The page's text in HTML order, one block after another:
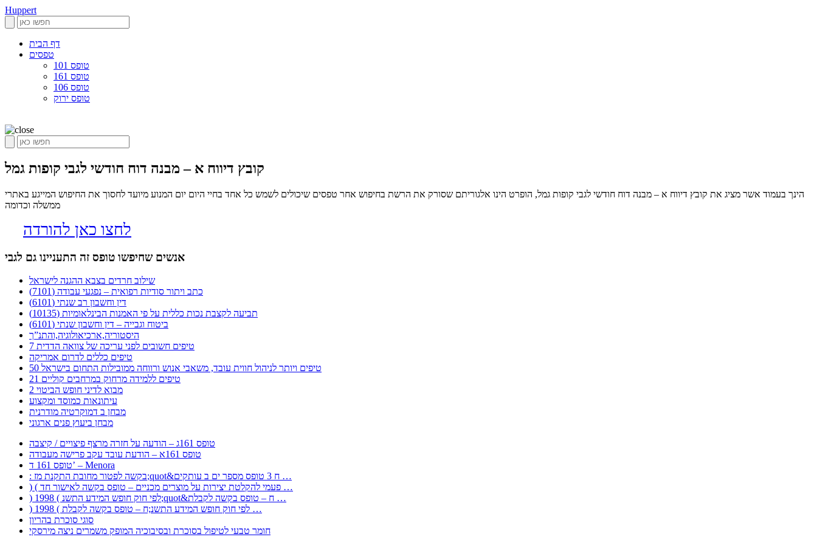
Huppert
דף הבית
טפסים
טופס 101
טופס 161
טופס 106
טופס ירוק
קובץ דיווח א – מבנה דוח חודשי לגבי קופות גמל
הינך בעמוד אשר מציג את קובץ דיווח א – מבנה דוח חודשי לגבי קופות גמל, הופרט הינו אלגוריתם שסורק את הרשת בחיפוש אחר טפסים שיכולים לשמש כל אחד בחיי היום יום המנוע מיועד לחסוך את החיפוש המייגע באתרי
ממשלה וכדומה
לחצו כאן להורדה
אנשים שחיפשו טופס זה התעניינו גם לגבי
שילוב חרדים בצבא ההגנה לישראל
כתב ויתור סודיות רפואית – נפגעי עבודה (7101)
דין וחשבון רב שנתי (6101)
תביעה לקצבת נכות כללית על פי האמנות הבינלאומיות (10135)
ביטוח וגבייה – דין וחשבון שנתי (6101)
היסטוריה,ארכיאולוגיה,והתנ”ך
7 טיפים חשובים לפני עריכה של צוואה הדדית
טיפים כללים לדרום אמריקה
50 טיפים ויותר לניהול חווית עובד, משאבי אנוש ורווחה ממובילות התחום בישראל
21 טיפים ללמידה מרחוק במרחבים קוליים
מבוא לדיני חופש הביטוי 2
עיתונאות כמוסד ומקצוע
מבחן ב דמוקרטיה מודרנית
מבחן ביעוץ פנים ארגוני
טופס 161ג – הודעה על חזרה מרצף פיצויים / קיצבה
טופס 161א – הודעת עובד עקב פרישה מעבודה
טופס 161 ד’ – Menora
: בקשה לפטור מחובת התקנת מז;quot&ח 3 טופס מספר ים ב עותקים …
) ( פעמי להקלטת יצירות על מוצרים מכניים – טופס בקשה לאישור חד …
) 1998 ( לפי חוק חופש המידע התשנ;quot&ח – טופס בקשה לקבלת …
) 1998 ( לפי חוק חופש המידע התשנ;ח – טופס בקשה לקבלת …
סוגי סוכרת בהריון
חומר טבעי לטיפול בסוכרת ובסיבוכיה המופק משמרים ניצה מירסקי